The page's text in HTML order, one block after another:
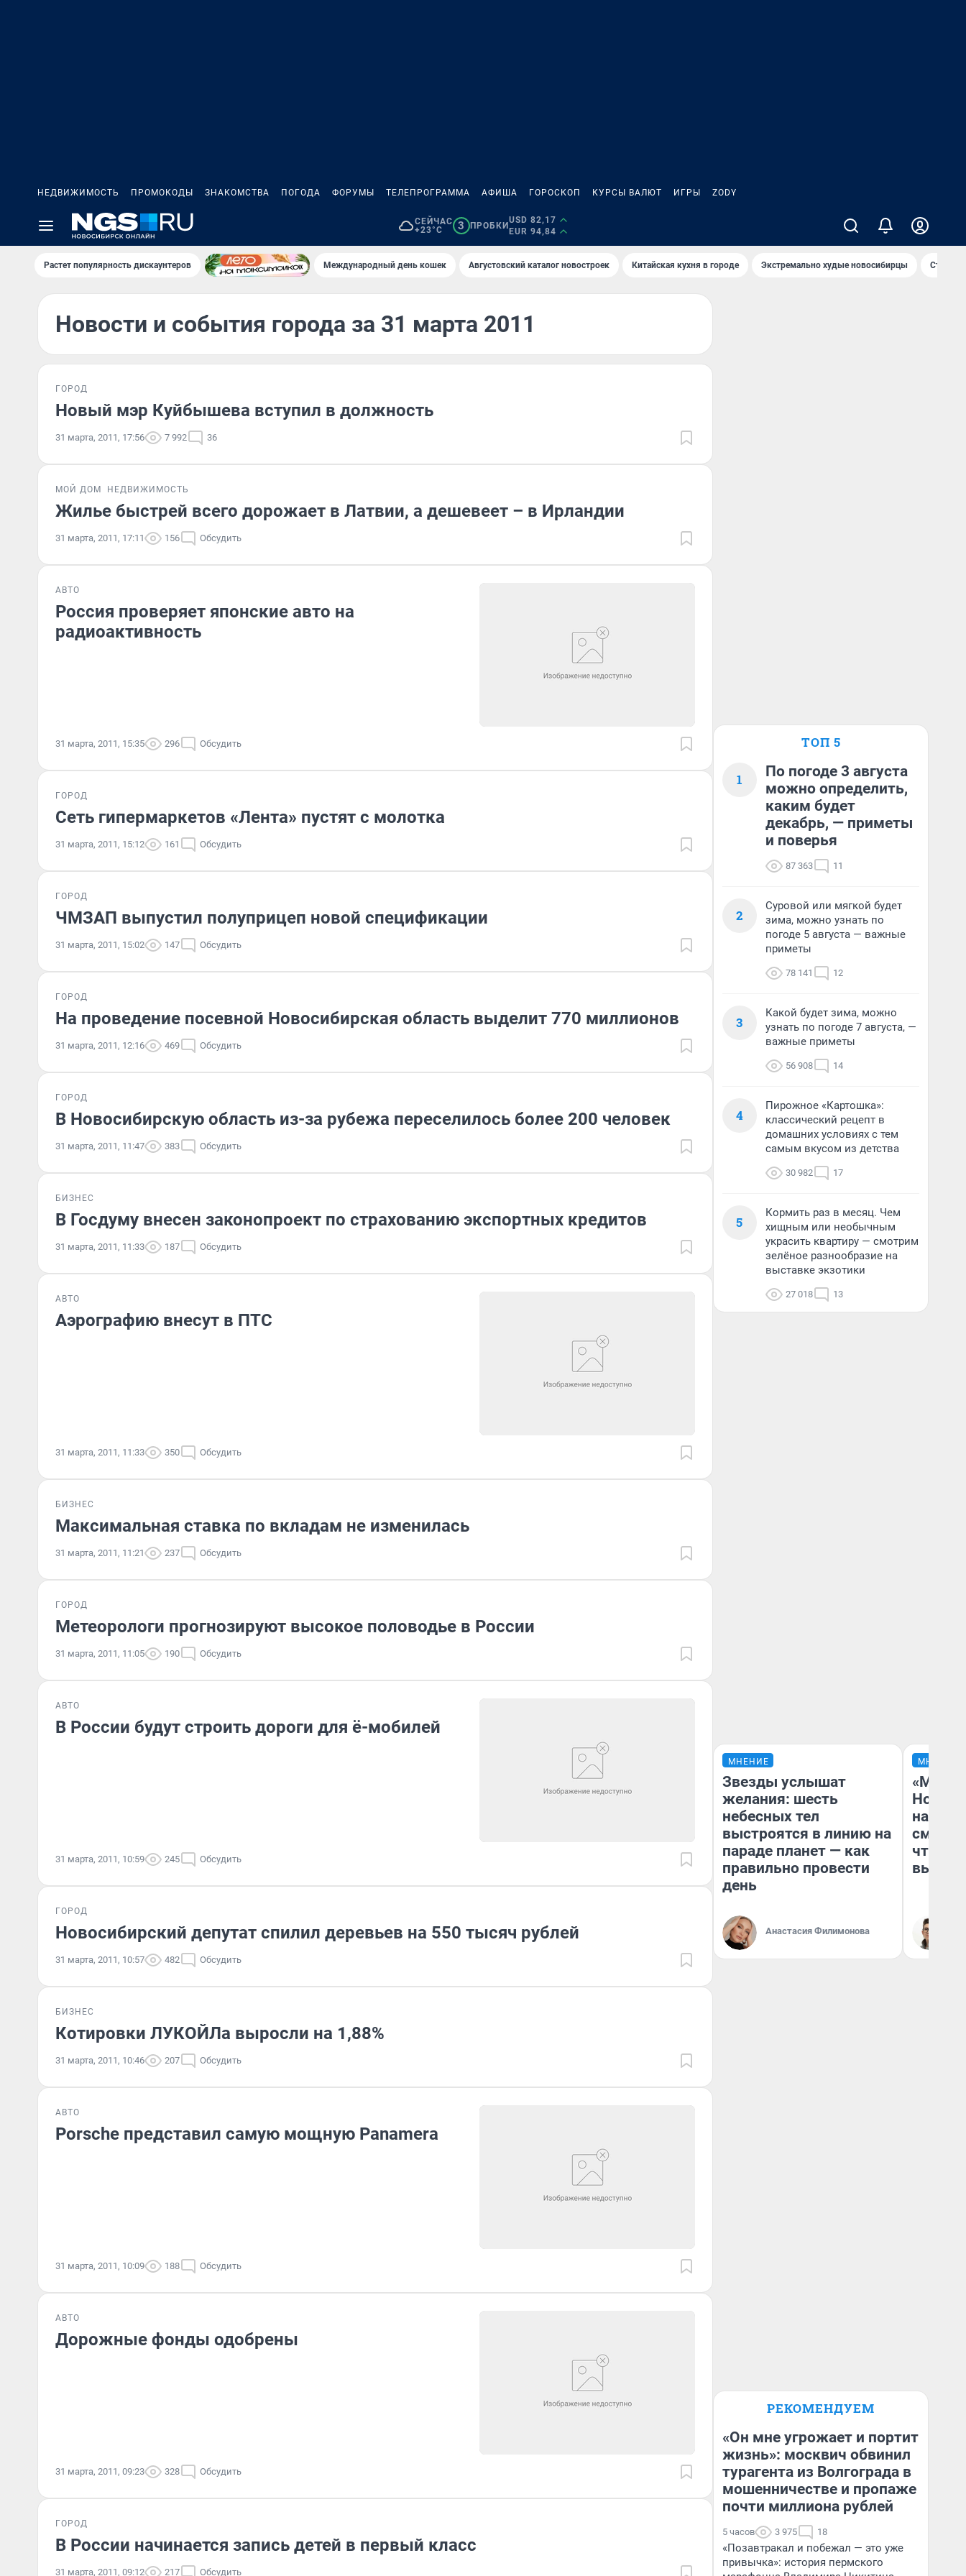
НЕДВИЖИМОСТЬ ПРОМОКОДЫ ЗНАКОМСТВА ПОГОДА ФОРУМЫ ТЕЛЕПРОГРАММА АФИША ГОРОСКОП КУРСЫ ВАЛЮТ ИГРЫ ZODY
СЕЙЧАС
+23°C
3 ПРОБКИ
USD 82,17
EUR 94,84
Растет популярность дискаунтеров Международный день кошек Августовский каталог новостроек Китайская кухня в городе Экстремально худые новосибирцы Старт
Новости и события города за 31 марта 2011
ГОРОД
Новый мэр Куйбышева вступил в должность
31 марта, 2011, 17:56 7 992 36
МОЙ ДОМ НЕДВИЖИМОСТЬ
Жилье быстрей всего дорожает в Латвии, а дешевеет – в Ирландии
31 марта, 2011, 17:11 156 Обсудить
АВТО
Россия проверяет японские авто на
радиоактивность
31 марта, 2011, 15:35 296 Обсудить
ГОРОД
Сеть гипермаркетов «Лента» пустят с молотка
31 марта, 2011, 15:12 161 Обсудить
ГОРОД
ЧМЗАП выпустил полуприцеп новой спецификации
31 марта, 2011, 15:02 147 Обсудить
ГОРОД
На проведение посевной Новосибирская область выделит 770 миллионов
31 марта, 2011, 12:16 469 Обсудить
ГОРОД
В Новосибирскую область из-за рубежа переселилось более 200 человек
31 марта, 2011, 11:47 383 Обсудить
БИЗНЕС
В Госдуму внесен законопроект по страхованию экспортных кредитов
31 марта, 2011, 11:33 187 Обсудить
АВТО
Аэрографию внесут в ПТС
31 марта, 2011, 11:33 350 Обсудить
БИЗНЕС
Максимальная ставка по вкладам не изменилась
31 марта, 2011, 11:21 237 Обсудить
ГОРОД
Метеорологи прогнозируют высокое половодье в России
31 марта, 2011, 11:05 190 Обсудить
АВТО
В России будут строить дороги для ё-мобилей
31 марта, 2011, 10:59 245 Обсудить
ГОРОД
Новосибирский депутат спилил деревьев на 550 тысяч рублей
31 марта, 2011, 10:57 482 Обсудить
БИЗНЕС
Котировки ЛУКОЙЛа выросли на 1,88%
31 марта, 2011, 10:46 207 Обсудить
АВТО
Porsche представил самую мощную Panamera
31 марта, 2011, 10:09 188 Обсудить
АВТО
Дорожные фонды одобрены
31 марта, 2011, 09:23 328 Обсудить
ГОРОД
В России начинается запись детей в первый класс
31 марта, 2011, 09:12 217 Обсудить
ТОП 5
1
По погоде 3 августа
можно определить,
каким будет
декабрь, — приметы
и поверья
87 363 11
2
Суровой или мягкой будет
зима, можно узнать по
погоде 5 августа — важные
приметы
78 141 12
3
Какой будет зима, можно
узнать по погоде 7 августа, —
важные приметы
56 908 14
4
Пирожное «Картошка»:
классический рецепт в
домашних условиях с тем
самым вкусом из детства
30 982 17
5
Кормить раз в месяц. Чем
хищным или необычным
украсить квартиру — смотрим
зелёное разнообразие на
выставке экзотики
27 018 13
МНЕНИЕ
Звезды услышат
желания: шесть
небесных тел
выстроятся в линию на
параде планет — как
правильно провести
день
Анастасия Филимонова
МНЕНИЕ
«Мы
чтобы
РЕКОМЕНДУЕМ
«Он мне угрожает и портит
жизнь»: москвич обвинил
турагента из Волгограда в
мошенничестве и пропаже
почти миллиона рублей
5 часов 3 975 18
«Позавтракал и побежал — это уже
привычка»: история пермского